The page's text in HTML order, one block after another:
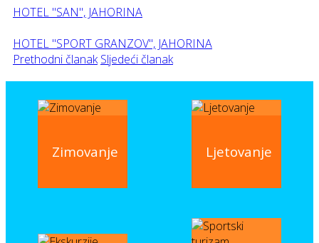
HOTEL "SAN", JAHORINA
HOTEL "SPORT GRANZOV", JAHORINA
Prethodni članak Sljedeći članak
Zimovanje Ljetovanje